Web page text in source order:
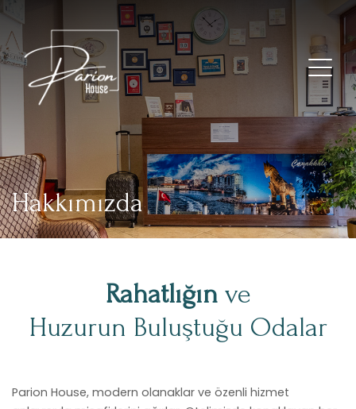
Hakkımızda
Rahatlığın ve
Huzurun Buluştuğu Odalar
Parion House, modern olanaklar ve özenli hizmet